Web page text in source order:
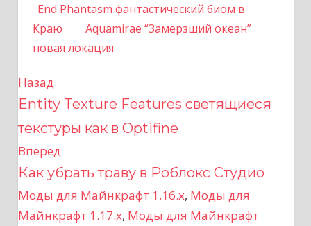
End Phantasm фантастический биом в
Краю
Aquamirae “Замерзший океан”
новая локация
Н
а
в
и
г
Назад
Entity Texture Features светящиеся
текстуры как в Optifine
Вперед
Как убрать траву в Роблокс Студио
Моды для Майнкрафт 1.16.x, Моды для
Майнкрафт 1.17.x, Моды для Майнкрафт